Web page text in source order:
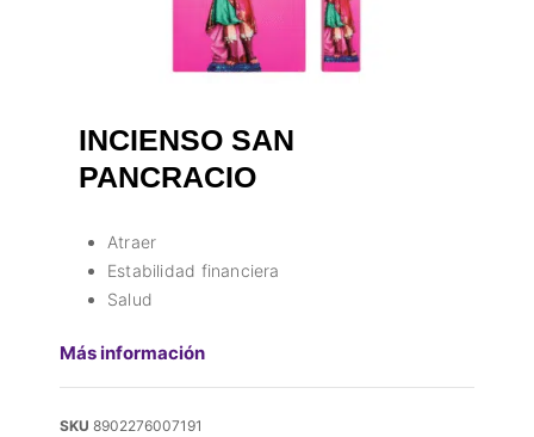
INCIENSO SAN
PANCRACIO
Atraer
Estabilidad financiera
Salud
Más información
SKU 8902276007191